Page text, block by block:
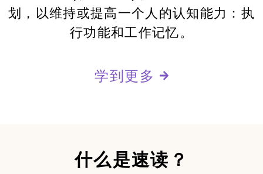
划，以维持或提高一个人的认知能力：执
行功能和工作记忆。
学到更多
什么是速读？